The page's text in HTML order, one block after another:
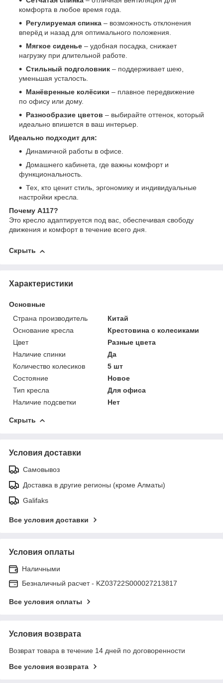
комфорта в любое время года.
Регулируемая спинка – возможность отклонения
вперёд и назад для оптимального положения.
Мягкое сиденье – удобная посадка, снижает
нагрузку при длительной работе.
Стильный подголовник – поддерживает шею,
уменьшая усталость.
Манёвренные колёсики – плавное передвижение
по офису или дому.
Разнообразие цветов – выбирайте оттенок, который
идеально впишется в ваш интерьер.
Идеально подходит для:
Динамичной работы в офисе.
Домашнего кабинета, где важны комфорт и
функциональность.
Тех, кто ценит стиль, эргономику и индивидуальные
настройки кресла.
Почему A117?
Это кресло адаптируется под вас, обеспечивая свободу
движения и комфорт в течение всего дня.
Скрыть
Характеристики
Основные
Страна производитель
Китай
Основание кресла
Крестовина с колесиками
Цвет
Разные цвета
Наличие спинки
Да
Количество колесиков
5 шт
Состояние
Новое
Тип кресла
Для офиса
Наличие подсветки
Нет
Скрыть
Условия доставки
Самовывоз
Доставка в другие регионы (кроме Алматы)
Galifaks
Все условия доставки
Условия оплаты
Наличными
Безналичный расчет - KZ03722S000027213817
Все условия оплаты
Условия возврата
Возврат товара в течение 14 дней по договоренности
Все условия возврата